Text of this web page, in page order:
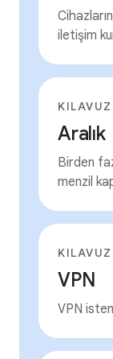
iletişim
KILAVUZ
Aralık
Birden
menzil
KILAVUZ
VPN
VPN